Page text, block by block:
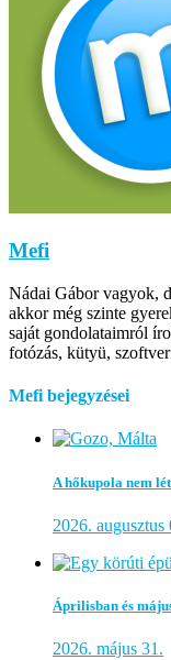
Mefi
Nádai Gábor vagyok,
akkor még szinte
saját gondolataimról
fotózás, kütyü,
Mefi bejegyzései
A hőkupola nem
2026. augusztus
Áprilisban és
2026. május 31.